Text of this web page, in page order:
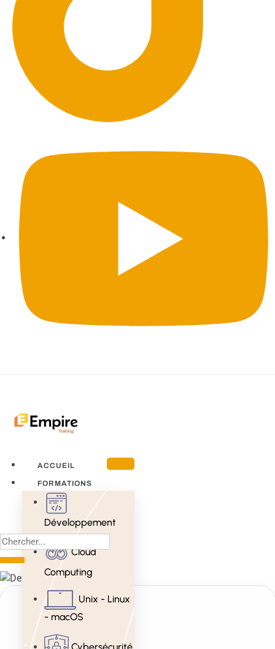
ACCUEIL
FORMATIONS
Développement
Cloud
Computing
Unix - Linux
- macOS